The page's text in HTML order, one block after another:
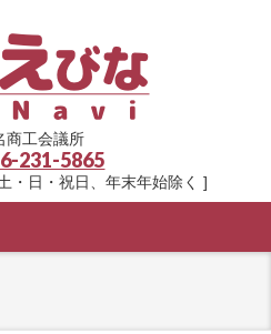
商工会議所
231-5865
・日・祝日、年末年始除く ]